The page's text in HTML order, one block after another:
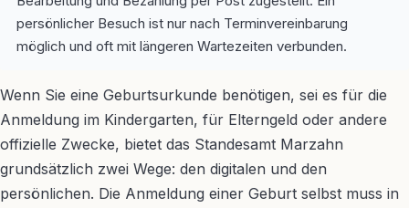
persönlicher Besuch ist nur nach Terminvereinbarung
möglich und oft mit längeren Wartezeiten verbunden.
Wenn Sie eine Geburtsurkunde benötigen, sei es für die
Anmeldung im Kindergarten, für Elterngeld oder andere
offizielle Zwecke, bietet das Standesamt Marzahn
grundsätzlich zwei Wege: den digitalen und den
persönlichen. Die Anmeldung einer Geburt selbst muss in